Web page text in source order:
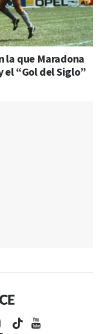
la que Maradona
el “Gol del Siglo”